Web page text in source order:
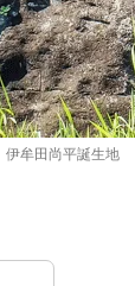
伊牟田尚平誕生地